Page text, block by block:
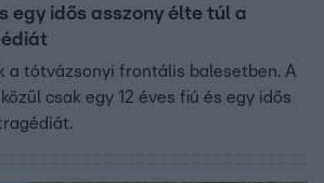
egy idős asszony élte túl a
a tótvázsonyi frontális balesetben. A
csak egy 12 éves fiú és egy idős